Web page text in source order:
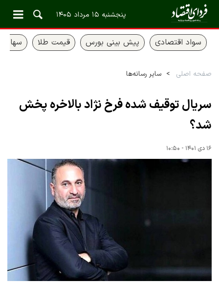
پنجشنبه ۱۵ مرداد ۱۴۰۵
سواد اقتصادی پیش بینی بورس قیمت طلا سهام
صفحه اصلی سایر رسانه‌ها
سریال توقیف شده فرخ نژاد بالاخره پخش
شد؟
۱۶ دی ۱۴۰۱ - ۱۰:۵۰